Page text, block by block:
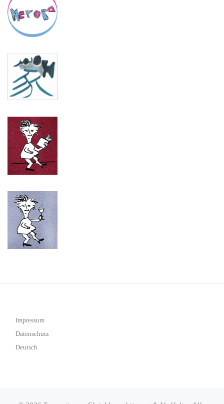
Impressum
Datenschutz
Deutsch